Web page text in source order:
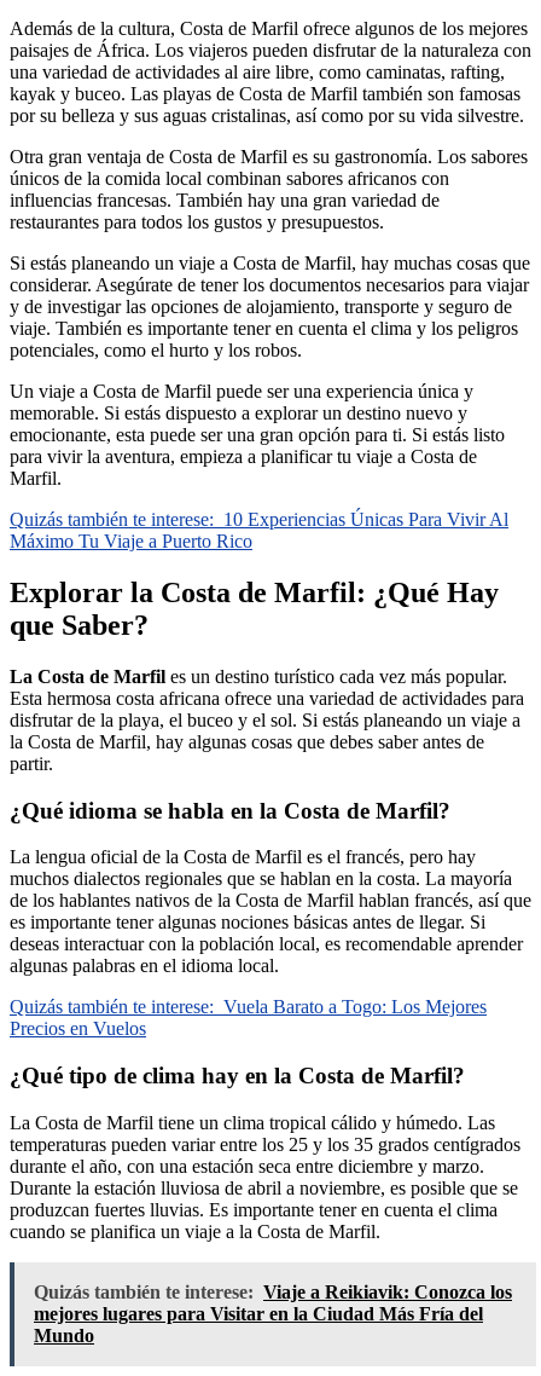
Además de la cultura, Costa de Marfil ofrece algunos de los mejores
paisajes de África. Los viajeros pueden disfrutar de la naturaleza con
una variedad de actividades al aire libre, como caminatas, rafting,
kayak y buceo. Las playas de Costa de Marfil también son famosas
por su belleza y sus aguas cristalinas, así como por su vida silvestre.
Otra gran ventaja de Costa de Marfil es su gastronomía. Los sabores
únicos de la comida local combinan sabores africanos con
influencias francesas. También hay una gran variedad de
restaurantes para todos los gustos y presupuestos.
Si estás planeando un viaje a Costa de Marfil, hay muchas cosas que
considerar. Asegúrate de tener los documentos necesarios para viajar
y de investigar las opciones de alojamiento, transporte y seguro de
viaje. También es importante tener en cuenta el clima y los peligros
potenciales, como el hurto y los robos.
Un viaje a Costa de Marfil puede ser una experiencia única y
memorable. Si estás dispuesto a explorar un destino nuevo y
emocionante, esta puede ser una gran opción para ti. Si estás listo
para vivir la aventura, empieza a planificar tu viaje a Costa de
Marfil.
Quizás también te interese: 10 Experiencias Únicas Para Vivir Al
Máximo Tu Viaje a Puerto Rico
Explorar la Costa de Marfil: ¿Qué Hay
que Saber?
La Costa de Marfil es un destino turístico cada vez más popular.
Esta hermosa costa africana ofrece una variedad de actividades para
disfrutar de la playa, el buceo y el sol. Si estás planeando un viaje a
la Costa de Marfil, hay algunas cosas que debes saber antes de
partir.
¿Qué idioma se habla en la Costa de Marfil?
La lengua oficial de la Costa de Marfil es el francés, pero hay
muchos dialectos regionales que se hablan en la costa. La mayoría
de los hablantes nativos de la Costa de Marfil hablan francés, así que
es importante tener algunas nociones básicas antes de llegar. Si
deseas interactuar con la población local, es recomendable aprender
algunas palabras en el idioma local.
Quizás también te interese: Vuela Barato a Togo: Los Mejores
Precios en Vuelos
¿Qué tipo de clima hay en la Costa de Marfil?
La Costa de Marfil tiene un clima tropical cálido y húmedo. Las
temperaturas pueden variar entre los 25 y los 35 grados centígrados
durante el año, con una estación seca entre diciembre y marzo.
Durante la estación lluviosa de abril a noviembre, es posible que se
produzcan fuertes lluvias. Es importante tener en cuenta el clima
cuando se planifica un viaje a la Costa de Marfil.
Quizás también te interese: Viaje a Reikiavik: Conozca los
mejores lugares para Visitar en la Ciudad Más Fría del
Mundo